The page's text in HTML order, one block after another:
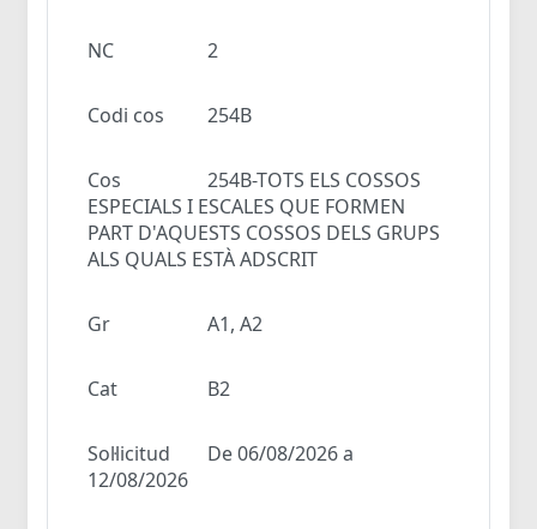
NC 2
Codi cos 254B
Cos
254B-TOTS ELS COSSOS
ESPECIALS I ESCALES QUE FORMEN
PART D'AQUESTS COSSOS DELS GRUPS
ALS QUALS ESTÀ ADSCRIT
Gr A1, A2
Cat B2
Sol·licitud
De 06/08/2026 a
12/08/2026